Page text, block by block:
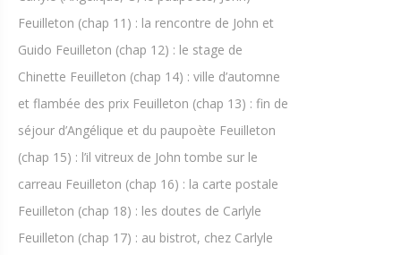
Feuilleton (chap 11) : la rencontre de John et
Guido Feuilleton (chap 12) : le stage de
Chinette Feuilleton (chap 14) : ville d’automne
et flambée des prix Feuilleton (chap 13) : fin de
séjour d’Angélique et du paupoète Feuilleton
(chap 15) : l’il vitreux de John tombe sur le
carreau Feuilleton (chap 16) : la carte postale
Feuilleton (chap 18) : les doutes de Carlyle
Feuilleton (chap 17) : au bistrot, chez Carlyle